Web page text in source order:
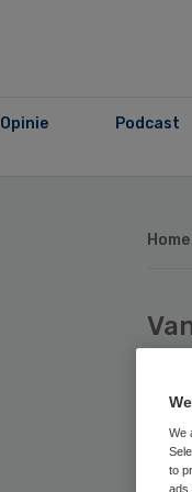
Opinie Podcast
Home
We
to
ads